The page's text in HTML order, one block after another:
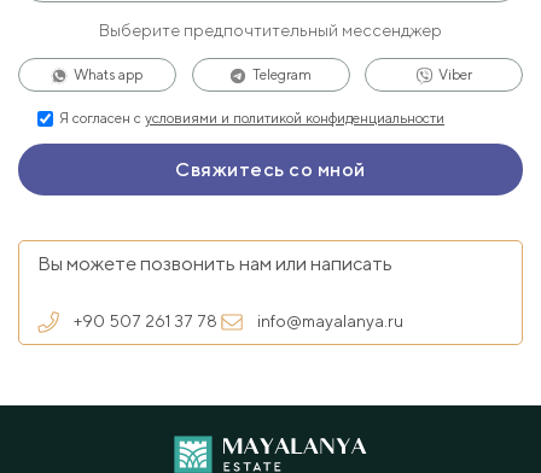
Выберите предпочтительный мессенджер
Whats app Telegram Viber
Я согласен с условиями и политикой конфиденциальности
Вы можете позвонить нам или написать
+90 507 261 37 78 info@mayalanya.ru